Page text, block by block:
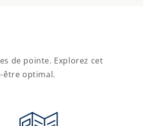
de pointe. Explorez cet
être optimal.